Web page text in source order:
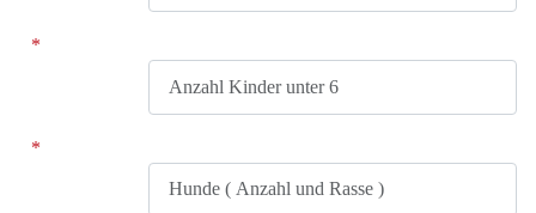
Anzahl Kinder unter 6
Hunde ( Anzahl und Rasse )